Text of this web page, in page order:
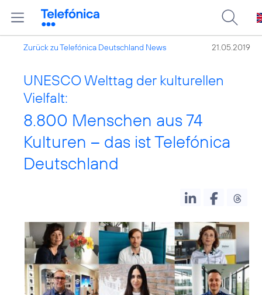
Zurück zu Telefónica Deutschland News 21.05.2019
UNESCO Welttag der kulturellen
Vielfalt:
8.800 Menschen aus 74
Kulturen – das ist Telefónica
Deutschland